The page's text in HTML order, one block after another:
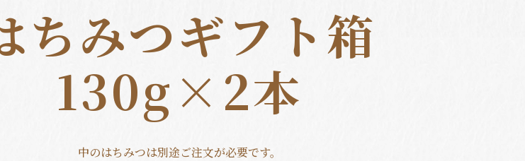
ちみつギフト箱
130g×2本
中のはちみつは別途ご注文が必要です。